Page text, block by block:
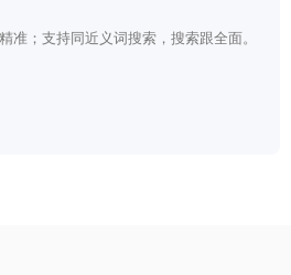
准；支持同近义词搜索，搜索跟全面。